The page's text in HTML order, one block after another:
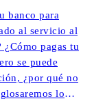
banco para
al servicio al
pagas tu
se puede
¿por qué no
lo